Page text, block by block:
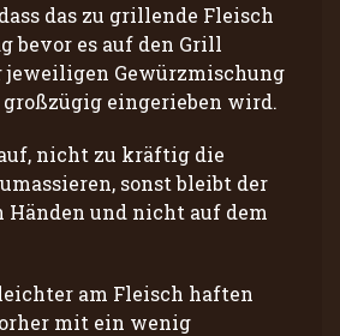
das zu grillende Fleisch
bevor es auf den Grill
Gewürzmischung
eingerieben wird.
nicht zu kräftig die
sonst bleibt der
Händen und nicht auf dem
am Fleisch haften
mit ein wenig